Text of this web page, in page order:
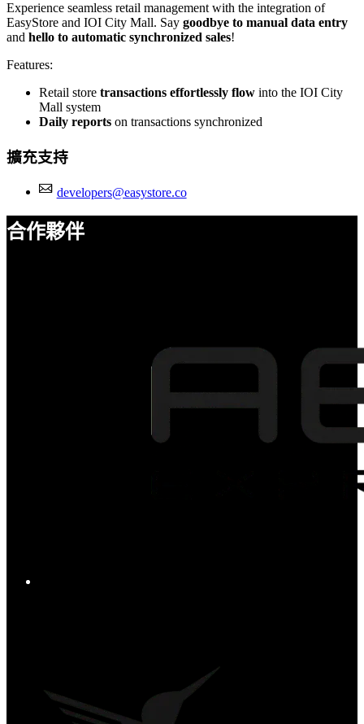
Experience seamless retail management with the integration of
EasyStore and IOI City Mall. Say goodbye to manual data entry
and hello to automatic synchronized sales!
Features:
Retail store transactions effortlessly flow into the IOI City
Mall system
Daily reports on transactions synchronized
擴充支持
developers@easystore.co
合作夥伴